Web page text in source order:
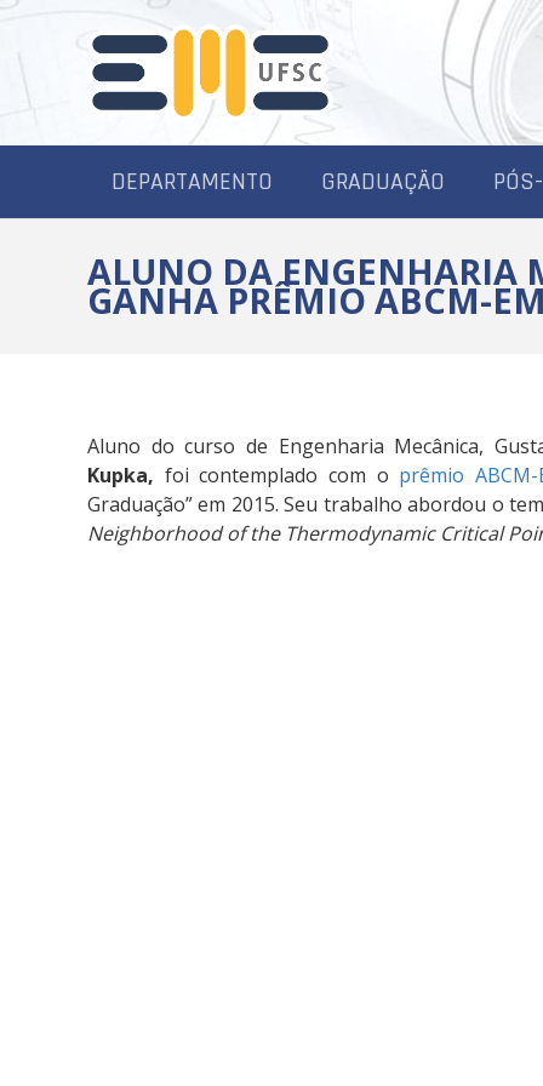
DEPARTAMENTO GRADUAÇÃO
ALUNO DA ENGENHARIA
GANHA PRÊMIO ABCM-
Aluno do curso de Engenharia Mecânica,
Kupka, foi contemplado com o prêmio ABCM-
Graduação” em 2015. Seu trabalho abordou o
Neighborhood of the Thermodynamic Critical